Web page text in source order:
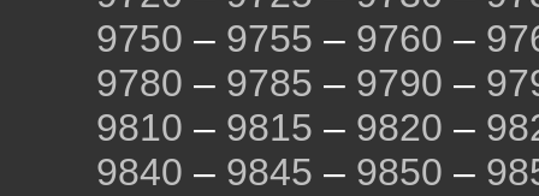
9750 – 9755 – 9760 –
9780 – 9785 – 9790 –
9810 – 9815 – 9820 –
9840 – 9845 – 9850 –